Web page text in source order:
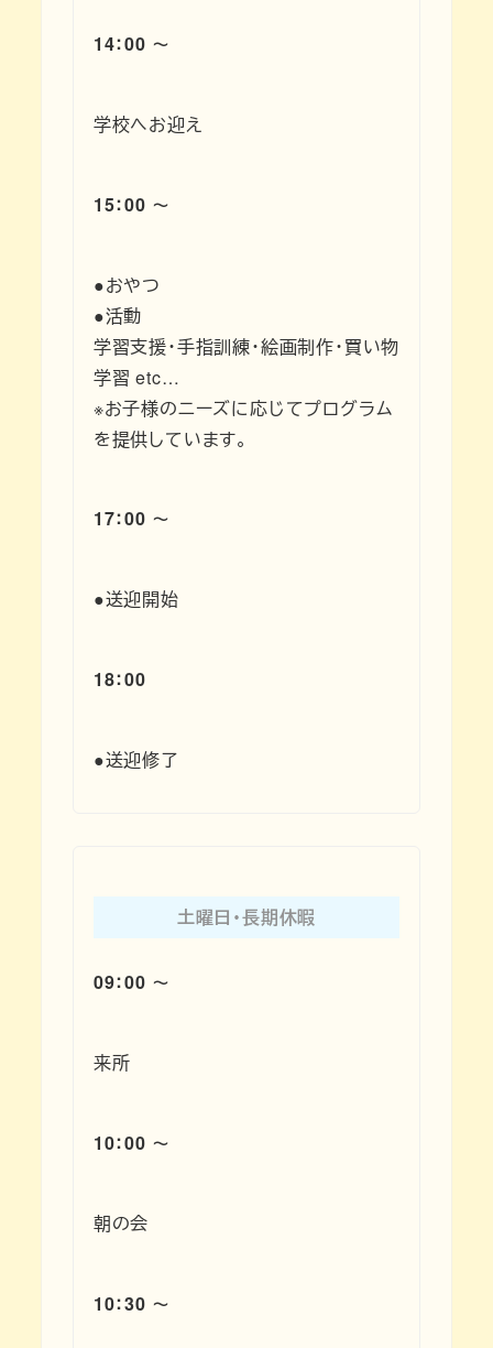
14：00 ～
学校へお迎え
15：00 ～
●おやつ
●活動
学習支援・手指訓練・絵画制作・買い物
学習 etc…
※お子様のニーズに応じてプログラム
を提供しています。
17：00 ～
●送迎開始
18：00
●送迎修了
土曜日・長期休暇
09：00 ～
来所
10：00 ～
朝の会
10：30 ～